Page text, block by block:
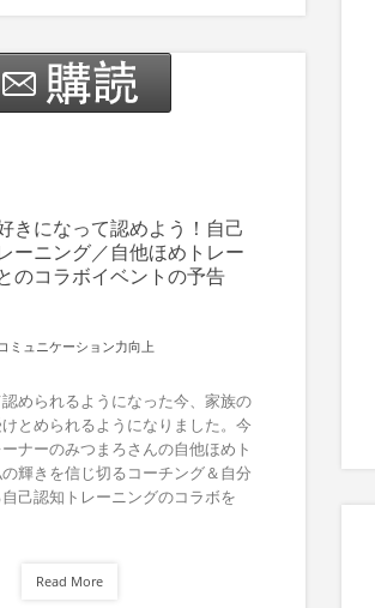
きになって認めよう！自己
ーニング／自他ほめトレー
のコラボイベントの予告
コミュニケーション力向上
められるようになった今、家族の
とめられるようになりました。今
ナーのみつまろさんの自他ほめト
輝きを信じ切るコーチング＆自分
己認知トレーニングのコラボを
Read More